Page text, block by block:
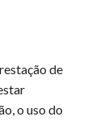
de
o uso do